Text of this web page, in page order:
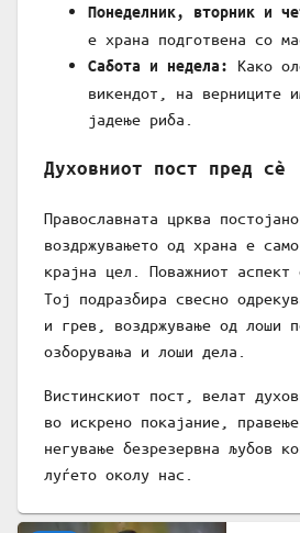
Понеделник, вторник и
е храна подготвена со
Сабота и недела:
Како
викендот, на верниците
јадење риба.
Духовниот пост пред сè
Православната црква
воздржувањето од храна е
крајна цел. Поважниот аспект
Тој подразбира свесно
и грев, воздржување од лоши
озборувања и лоши дела.
Вистинскиот пост, велат
во искрено покајание,
негување безрезервна љубов
луѓето околу нас.